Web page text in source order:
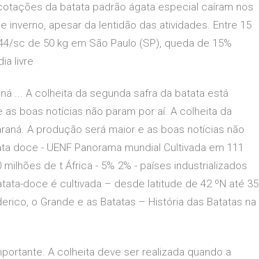
da batata padrão ágata especial caíram nos
inverno, apesar da lentidão das atividades. Entre 15
sc de 50 kg em São Paulo (SP), queda de 15%
livre
... A colheita da segunda safra da batata está
boas notícias não param por aí. A colheita da
A produção será maior e as boas notícias não
doce - UENF Panorama mundial Cultivada em 111
de t África - 5% 2% - países industrializados
doce é cultivada – desde latitude de 42 ºN até 35
o Grande e as Batatas – História das Batatas na
A colheita deve ser realizada quando a